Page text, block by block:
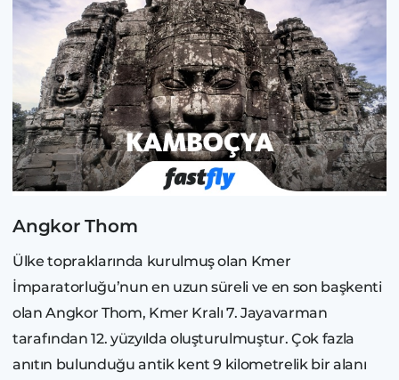
Angkor Thom
Ülke topraklarında kurulmuş olan Kmer
İmparatorluğu’nun en uzun süreli ve en son başkenti
olan Angkor Thom, Kmer Kralı 7. Jayavarman
tarafından 12. yüzyılda oluşturulmuştur. Çok fazla
anıtın bulunduğu antik kent 9 kilometrelik bir alanı